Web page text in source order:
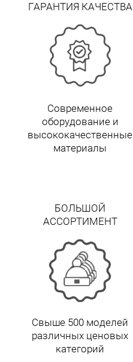
ГАРАНТИЯ КАЧЕСТВА
Современное
оборудование и
высококачественные
материалы
БОЛЬШОЙ
АССОРТИМЕНТ
Свыше 500 моделей
различных ценовых
категорий